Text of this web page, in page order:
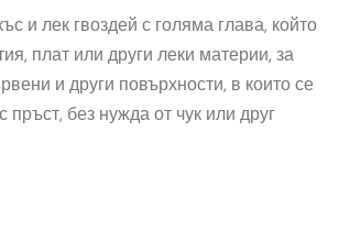
и лек гвоздей с голяма глава, който
плат или други леки материи, за
и други повърхности, в които се
без нужда от чук или друг